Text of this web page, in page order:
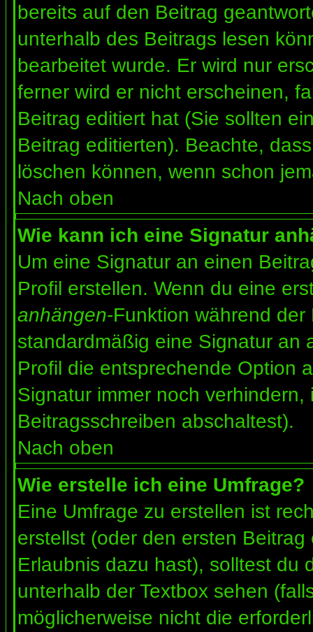
bereits auf den Beitrag
unterhalb des Beitrags lesen
bearbeitet wurde. Er wird nur
ferner wird er nicht erscheinen,
Beitrag editiert hat (Sie sollten
Beitrag editierten). Beachte,
löschen können, wenn schon
Nach oben
Wie kann ich eine Signatur
Um eine Signatur an einen
Profil erstellen. Wenn du eine
anhängen-Funktion während
standardmäßig eine Signatur an
Profil die entsprechende Option
Signatur immer noch
Beitragsschreiben abschaltest).
Nach oben
Wie erstelle ich eine Umfrage?
Eine Umfrage zu erstellen ist
erstellst (oder den ersten
Erlaubnis dazu hast), solltest du
unterhalb der Textbox sehen
möglicherweise nicht die